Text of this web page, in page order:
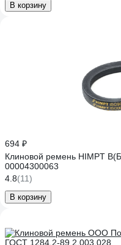
В корзину
694 ₽
Клиновой ремень HIMPT
00004300063
4.8(11)
В корзину